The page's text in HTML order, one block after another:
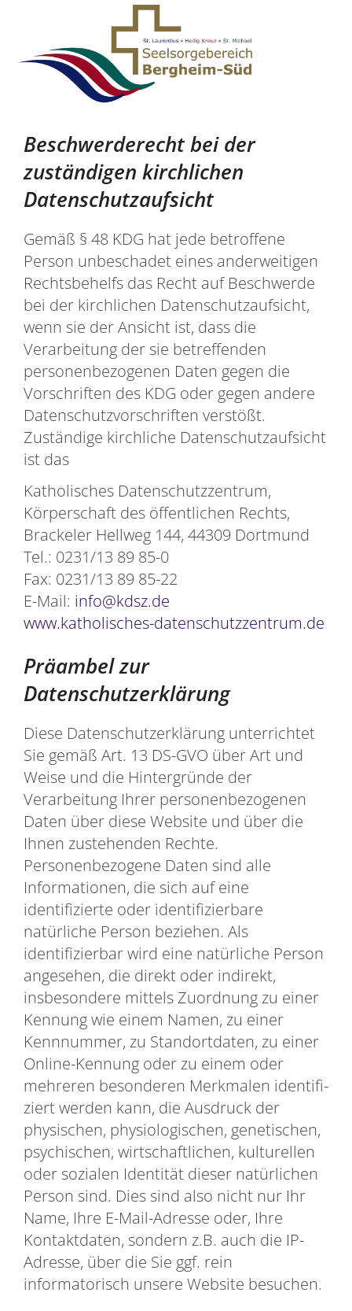
Zum Inhalt springen
Beschwerderecht bei der
zuständigen kirchlichen
Datenschutzaufsicht
Gemäß § 48 KDG hat jede betroffene
Person unbeschadet eines anderweitigen
Rechtsbehelfs das Recht auf Beschwerde
bei der kirchlichen Datenschutzaufsicht,
wenn sie der Ansicht ist, dass die
Verarbeitung der sie betreffenden
personenbezogenen Daten gegen die
Vorschriften des KDG oder gegen andere
Datenschutzvorschriften verstößt.
Zuständige kirchliche Datenschutzaufsicht
ist das
Katholisches Datenschutzzentrum,
Körperschaft des öffentlichen Rechts,
Brackeler Hellweg 144, 44309 Dortmund
Tel.: 0231/13 89 85-0
Fax: 0231/13 89 85-22
E-Mail: info@kdsz.de
www.katholisches-datenschutzzentrum.de
Präambel zur
Datenschutzerklärung
Diese Datenschutzerklärung unterrichtet
Sie gemäß Art. 13 DS-GVO über Art und
Weise und die Hintergründe der
Verarbeitung Ihrer personenbezogenen
Daten über diese Website und über die
Ihnen zustehenden Rechte.
Personenbezogene Daten sind alle
Informationen, die sich auf eine
identifizierte oder identifizierbare
natürliche Person beziehen. Als
identifizierbar wird eine natürliche Person
angesehen, die direkt oder indirekt,
insbesondere mittels Zuordnung zu einer
Kennung wie einem Namen, zu einer
Kennnummer, zu Standortdaten, zu einer
Online-Kennung oder zu einem oder
mehreren besonderen Merkmalen identifi-
ziert werden kann, die Ausdruck der
physischen, physiologischen, genetischen,
psychischen, wirtschaftlichen, kulturellen
oder sozialen Identität dieser natürlichen
Person sind. Dies sind also nicht nur Ihr
Name, Ihre E-Mail-Adresse oder‚ Ihre
Kontaktdaten, sondern z.B. auch die IP-
Adresse, über die Sie ggf. rein
informatorisch unsere Website besuchen.